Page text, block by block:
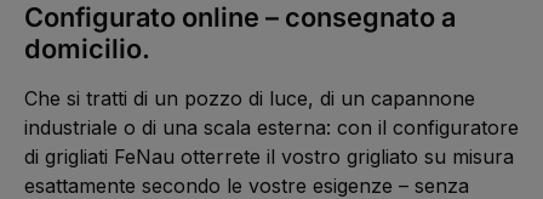
Configurato online – consegnato a
domicilio.
Che si tratti di un pozzo di luce, di un capannone
industriale o di una scala esterna: con il configuratore
di grigliati FeNau otterrete il vostro grigliato su misura
esattamente secondo le vostre esigenze – senza